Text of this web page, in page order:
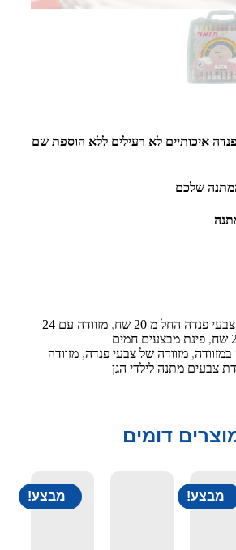
24 צבעי פנדה איכותיים לא רעילים ללא הוספת שם
שלכם
,
מזוודה עם 24
, פינת מבצעים חמים
, מזוודה של צבעי פנדה, מזוודה
צבעים מתנה לילדי הגן
דומים
מבצע! מבצע!